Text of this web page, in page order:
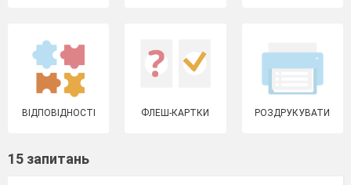
ВІДПОВІДНОСТІ ФЛЕШ-КАРТКИ РОЗДРУКУВАТИ
15 запитань